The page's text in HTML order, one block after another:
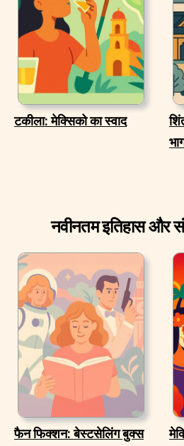
टकीला: मेक्सिको का स्वाद
नवीनतम इतिहास और
फैन फिक्शन: बेस्टसेलिंग बुक्स